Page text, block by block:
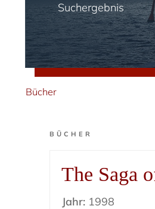
Suchergebnis
Bücher
BÜCHER
The Saga
Jahr: 1998